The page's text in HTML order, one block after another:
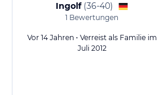
Ingolf (36-40)
1 Bewertungen
Vor 14 Jahren • Verreist als Familie im
Juli 2012